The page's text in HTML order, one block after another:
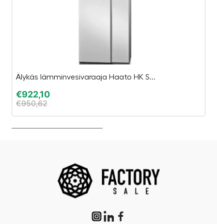
Älykäs lämminvesivaraaja Haato HK S...
€922,10
€950,62